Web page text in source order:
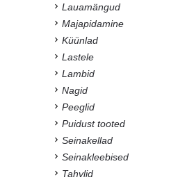
Lauamängud
Majapidamine
Küünlad
Lastele
Lambid
Nagid
Peeglid
Puidust tooted
Seinakellad
Seinakleebised
Tahvlid